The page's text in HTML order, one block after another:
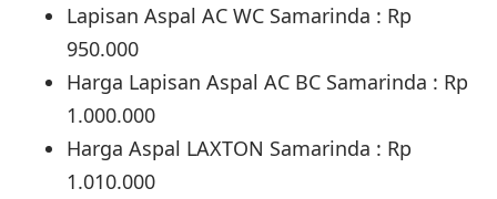
Lapisan Aspal AC WC Samarinda : Rp
950.000
Harga Lapisan Aspal AC BC Samarinda : Rp
1.000.000
Harga Aspal LAXTON Samarinda : Rp
1.010.000